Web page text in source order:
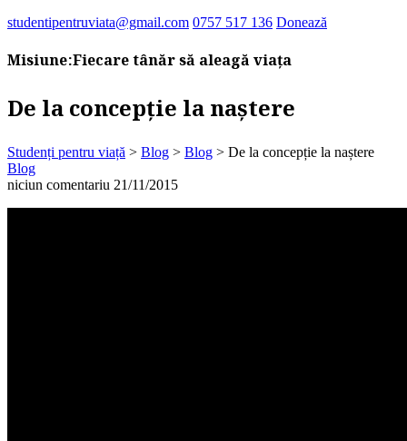
studentipentruviata@gmail.com 0757 517 136 Donează
Misiune:Fiecare tânăr să aleagă viața
De la concepție la naștere
Studenți pentru viață > Blog > Blog > De la concepție la naștere
Blog
niciun comentariu 21/11/2015